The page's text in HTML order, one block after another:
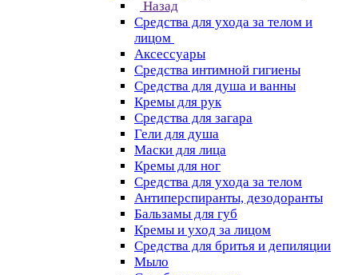
Назад
Средства для ухода за телом и
лицом
Аксессуары
Средства интимной гигиены
Средства для душа и ванны
Кремы для рук
Средства для загара
Гели для душа
Маски для лица
Кремы для ног
Средства для ухода за телом
Антиперспиранты, дезодоранты
Бальзамы для губ
Кремы и уход за лицом
Средства для бритья и депиляции
Мыло